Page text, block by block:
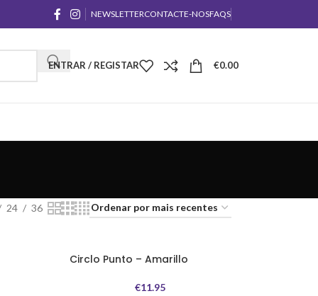
NEWSLETTERCONTACTE-NOSFAQS
ENTRAR / REGISTAR €0.00
24 36
Circlo Punto – Amarillo
€11.95